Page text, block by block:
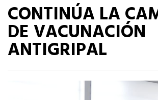
CONTINÚA LA
DE VACUNACIÓN
ANTIGRIPAL